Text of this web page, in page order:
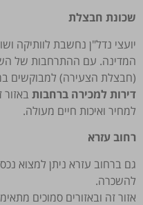
שכונת חבצלת
יועצי נדל"ן נחשבת לוותיקה
המדינה. עם ההתרחבות של
(חבצלת הצעירה) למבוקשים
דירות למכירה ברחבות
למחיר ואיכות חיים מעולה.
רחוב עזרא
גם ברחוב עזרא ניתן למצוא
להשכרה.
אזור זה ובאזורים סמוכים